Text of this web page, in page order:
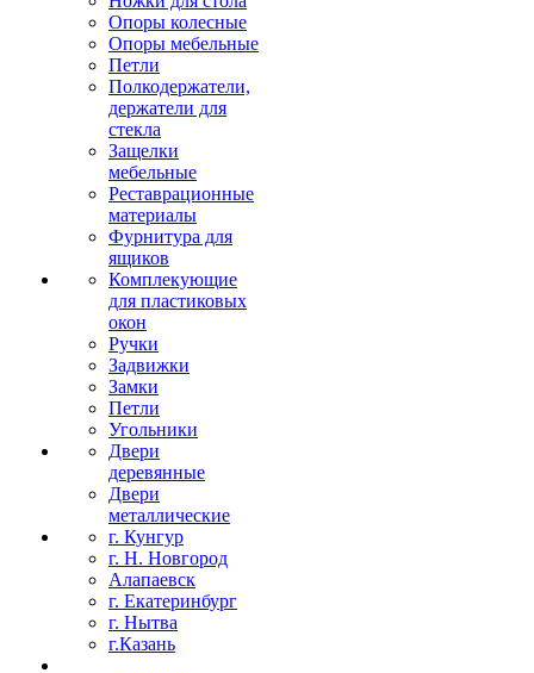
Опоры колесные
Опоры мебельные
Петли
Полкодержатели,
держатели для
стекла
Защелки
мебельные
Реставрационные
материалы
Фурнитура для
ящиков
Комплекующие
для пластиковых
окон
Ручки
Задвижки
Замки
Петли
Угольники
Двери
деревянные
Двери
металлические
г. Кунгур
г. Н. Новгород
Алапаевск
г. Екатеринбург
г. Нытва
г.Казань